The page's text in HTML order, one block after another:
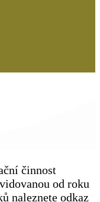
činnost
od roku
naleznete odkaz